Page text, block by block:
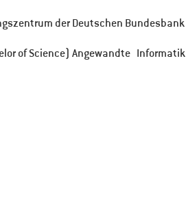
der Deutschen Bundesbank
of Science) Angewandte Informatik